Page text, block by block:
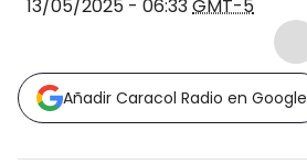
13/05/2025 - 06:33GMT-5
Añadir Caracol Radio en Google